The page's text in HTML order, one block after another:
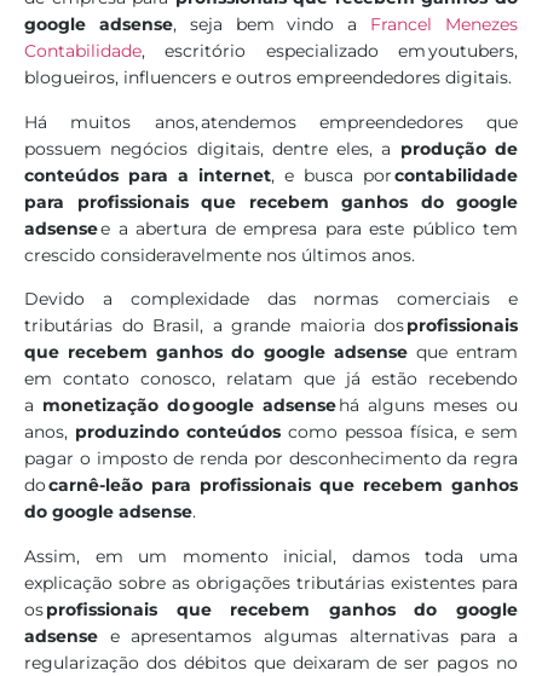
google adsense, seja bem vindo a Francel Menezes
Contabilidade, escritório especializado em youtubers,
blogueiros, influencers e outros empreendedores digitais.
Há muitos anos, atendemos empreendedores que
possuem negócios digitais, dentre eles, a produção de
conteúdos para a internet, e busca porcontabilidade
para profissionais que recebem ganhos do google
adsensee a abertura de empresa para este público tem
crescido consideravelmente nos últimos anos.
Devido a complexidade das normas comerciais e
tributárias do Brasil, a grande maioria dosprofissionais
que recebem ganhos do google adsense que entram
em contato conosco, relatam que já estão recebendo
a monetização do google adsensehá alguns meses ou
anos, produzindo conteúdos como pessoa física, e sem
pagar o imposto de renda por desconhecimento da regra
docarnê-leão para profissionais que recebem ganhos
do google adsense.
Assim, em um momento inicial, damos toda uma
explicação sobre as obrigações tributárias existentes para
osprofissionais que recebem ganhos do google
adsense e apresentamos algumas alternativas para a
regularização dos débitos que deixaram de ser pagos no